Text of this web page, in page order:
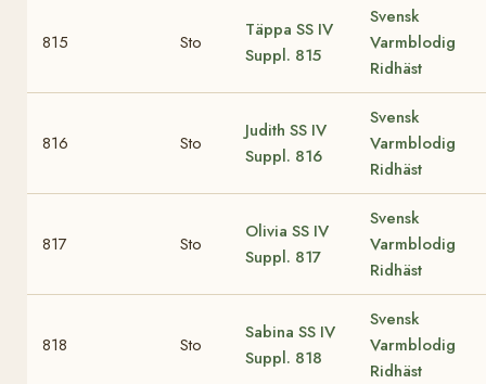
815 Sto
Täppa SS IV
Suppl. 815
Svensk
Varmblodig
Ridhäst
816 Sto
Judith SS IV
Suppl. 816
Svensk
Varmblodig
Ridhäst
817 Sto
Olivia SS IV
Suppl. 817
Svensk
Varmblodig
Ridhäst
818 Sto
Sabina SS IV
Suppl. 818
Svensk
Varmblodig
Ridhäst